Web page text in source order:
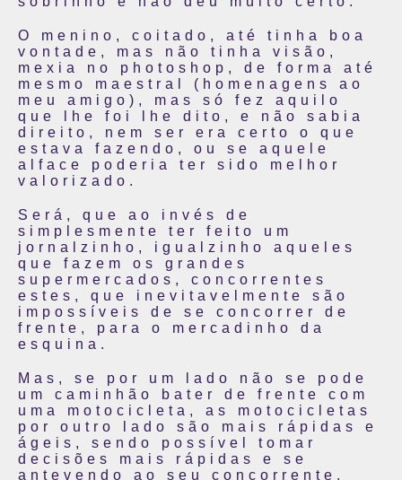
O menino, coitado, até tinha boa
vontade, mas não tinha visão,
mexia no photoshop, de forma até
mesmo maestral (homenagens ao
meu amigo), mas só fez aquilo
que lhe foi lhe dito, e não sabia
direito, nem ser era certo o que
estava fazendo, ou se aquele
alface poderia ter sido melhor
valorizado.
Será, que ao invés de
simplesmente ter feito um
jornalzinho, igualzinho aqueles
que fazem os grandes
supermercados, concorrentes
estes, que inevitavelmente são
impossíveis de se concorrer de
frente, para o mercadinho da
esquina.
Mas, se por um lado não se pode
um caminhão bater de frente com
uma motocicleta, as motocicletas
por outro lado são mais rápidas e
ágeis, sendo possível tomar
decisões mais rápidas e se
antevendo ao seu concorrente.